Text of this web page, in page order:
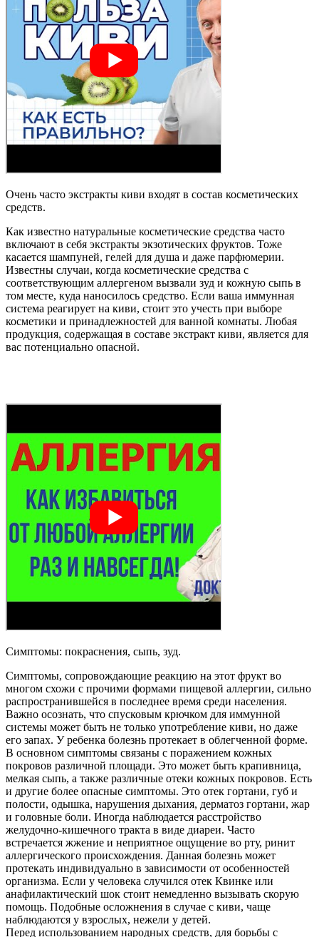
Очень часто экстракты киви входят в состав косметических
средств.
Как известно натуральные косметические средства часто
включают в себя экстракты экзотических фруктов. Тоже
касается шампуней, гелей для душа и даже парфюмерии.
Известны случаи, когда косметические средства с
соответствующим аллергеном вызвали зуд и кожную сыпь в
том месте, куда наносилось средство. Если ваша иммунная
система реагирует на киви, стоит это учесть при выборе
косметики и принадлежностей для ванной комнаты. Любая
продукция, содержащая в составе экстракт киви, является для
вас потенциально опасной.
Симптомы: покраснения, сыпь, зуд.
Симптомы, сопровождающие реакцию на этот фрукт во
многом схожи с прочими формами пищевой аллергии, сильно
распространившейся в последнее время среди населения.
Важно осознать, что спусковым крючком для иммунной
системы может быть не только употребление киви, но даже
его запах. У ребенка болезнь протекает в облегченной форме.
В основном симптомы связаны с поражением кожных
покровов различной площади. Это может быть крапивница,
мелкая сыпь, а также различные отеки кожных покровов. Есть
и другие более опасные симптомы. Это отек гортани, губ и
полости, одышка, нарушения дыхания, дерматоз гортани, жар
и головные боли. Иногда наблюдается расстройство
желудочно-кишечного тракта в виде диареи. Часто
встречается жжение и неприятное ощущение во рту, ринит
аллергического происхождения. Данная болезнь может
протекать индивидуально в зависимости от особенностей
организма. Если у человека случился отек Квинке или
анафилактический шок стоит немедленно вызывать скорую
помощь. Подобные осложнения в случае с киви, чаще
наблюдаются у взрослых, нежели у детей.
Перед использованием народных средств, для борьбы с